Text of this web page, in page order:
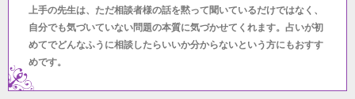
上手の先生は、ただ相談者様の話を黙って聞いているだけではなく、
自分でも気づいていない問題の本質に気づかせてくれます。占いが初
めてでどんなふうに相談したらいいか分からないという方にもおすす
めです。